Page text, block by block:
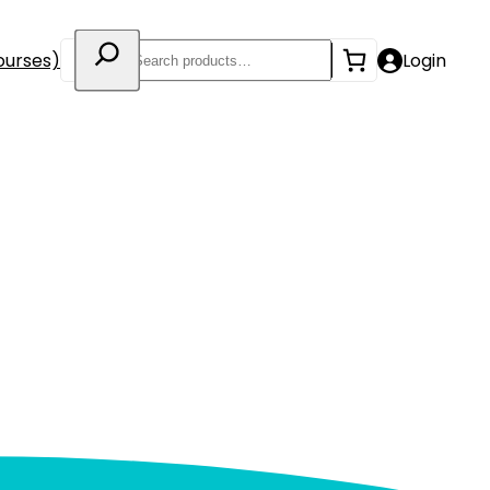
Search Login